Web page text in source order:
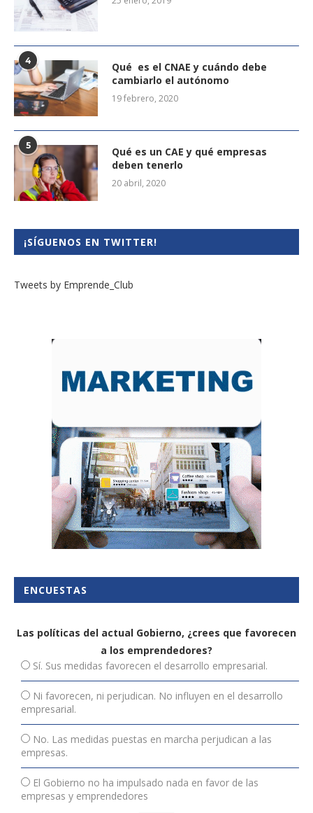
4
Qué es el CNAE y cuándo debe
cambiarlo el autónomo
19 febrero, 2020
5
Qué es un CAE y qué empresas
deben tenerlo
20 abril, 2020
¡SÍGUENOS EN TWITTER!
Tweets by Emprende_Club
ENCUESTAS
Las políticas del actual Gobierno, ¿crees que favorecen
a los emprendedores?
Sí. Sus medidas favorecen el desarrollo empresarial.
Ni favorecen, ni perjudican. No influyen en el desarrollo
empresarial.
No. Las medidas puestas en marcha perjudican a las
empresas.
El Gobierno no ha impulsado nada en favor de las
empresas y emprendedores